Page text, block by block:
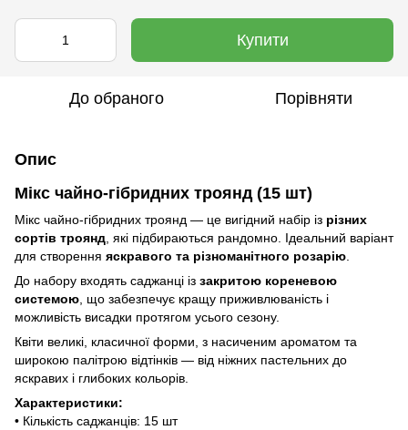
Купити
До обраного Порівняти
Опис
Мікс чайно-гібридних троянд (15 шт)
Мікс чайно-гібридних троянд — це вигідний набір із різних
сортів троянд , які підбираються рандомно. Ідеальний варіант
для створення яскравого та різноманітного розарію
До набору входять саджанці із закритою кореневою
системою , що забезпечує кращу приживлюваність і
можливість висадки протягом усього сезону.
Квіти великі, класичної форми, з насиченим ароматом та
широкою палітрою відтінків — від ніжних пастельних до
яскравих і глибоких кольорів.
Характеристики:
• Кількість саджанців: 15 шт